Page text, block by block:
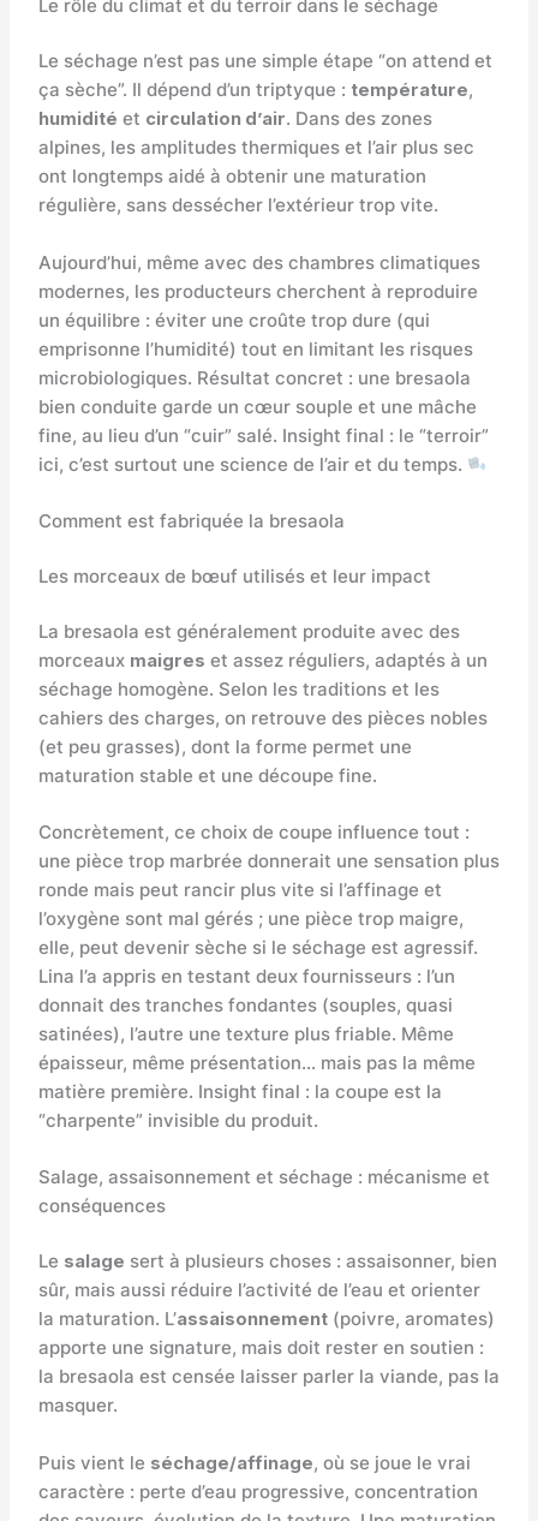
Le rôle du climat et du terroir dans le séchage
Le séchage n’est pas une simple étape “on attend et
ça sèche”. Il dépend d’un triptyque : température,
humidité et circulation d’air. Dans des zones
alpines, les amplitudes thermiques et l’air plus sec
ont longtemps aidé à obtenir une maturation
régulière, sans dessécher l’extérieur trop vite.
Aujourd’hui, même avec des chambres climatiques
modernes, les producteurs cherchent à reproduire
un équilibre : éviter une croûte trop dure (qui
emprisonne l’humidité) tout en limitant les risques
microbiologiques. Résultat concret : une bresaola
bien conduite garde un cœur souple et une mâche
fine, au lieu d’un “cuir” salé. Insight final : le “terroir”
ici, c’est surtout une science de l’air et du temps.
Comment est fabriquée la bresaola
Les morceaux de bœuf utilisés et leur impact
La bresaola est généralement produite avec des
morceaux maigres et assez réguliers, adaptés à un
séchage homogène. Selon les traditions et les
cahiers des charges, on retrouve des pièces nobles
(et peu grasses), dont la forme permet une
maturation stable et une découpe fine.
Concrètement, ce choix de coupe influence tout :
une pièce trop marbrée donnerait une sensation plus
ronde mais peut rancir plus vite si l’affinage et
l’oxygène sont mal gérés ; une pièce trop maigre,
elle, peut devenir sèche si le séchage est agressif.
Lina l’a appris en testant deux fournisseurs : l’un
donnait des tranches fondantes (souples, quasi
satinées), l’autre une texture plus friable. Même
épaisseur, même présentation… mais pas la même
matière première. Insight final : la coupe est la
“charpente” invisible du produit.
Salage, assaisonnement et séchage : mécanisme et
conséquences
Le salage sert à plusieurs choses : assaisonner, bien
sûr, mais aussi réduire l’activité de l’eau et orienter
la maturation. L’assaisonnement(poivre, aromates)
apporte une signature, mais doit rester en soutien :
la bresaola est censée laisser parler la viande, pas la
masquer.
Puis vient le séchage/affinage, où se joue le vrai
caractère : perte d’eau progressive, concentration